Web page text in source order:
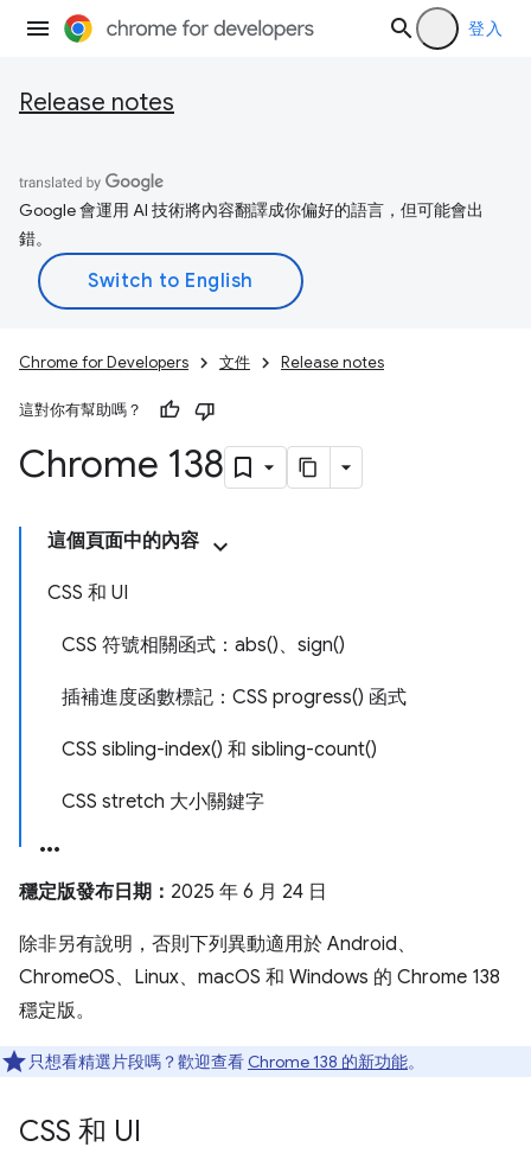
登入
Release notes
Google 會運用 AI 技術將內容翻譯成你偏好的語言，但可能會出
錯。
Chrome for Developers 文件 Release notes
這對你有幫助嗎？
Chrome 138
這個頁面中的內容
CSS 和 UI
CSS 符號相關函式：abs()、sign()
插補進度函數標記：CSS progress() 函式
CSS sibling-index() 和 sibling-count()
CSS stretch 大小關鍵字
穩定版發布日期： 2025 年 6 月 24 日
除非另有說明，否則下列異動適用於 Android、
ChromeOS、Linux、macOS 和 Windows 的 Chrome 138
穩定版。
只想看精選片段嗎？歡迎查看 Chrome 138 的新功能。
CSS 和 UI